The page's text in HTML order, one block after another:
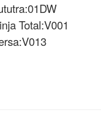
Total:V001